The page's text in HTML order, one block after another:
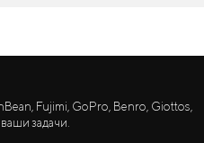
Fujimi, GoPro, Benro, Giottos,
задачи.